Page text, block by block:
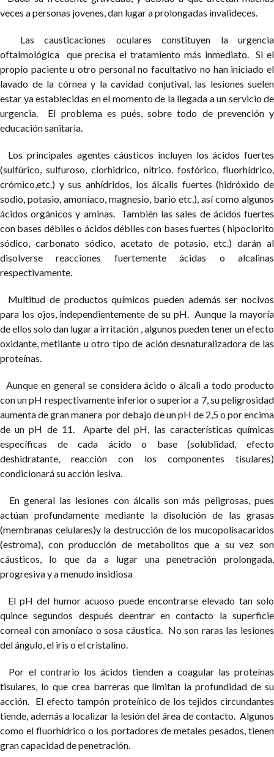
veces a personas jovenes, dan lugar a prolongadas invalideces.
Las causticaciones oculares constituyen la urgencia
oftalmológica que precisa el tratamiento más inmediato. Si el
propio paciente u otro personal no facultativo no han iniciado el
lavado de la córnea y la cavidad conjutival, las lesiones suelen
estar ya establecidas en el momento de la llegada a un servicio de
urgencia. El problema es pués, sobre todo de prevención y
educación sanitaria.
Los principales agentes cáusticos incluyen los ácidos fuertes
(sulfúrico, sulfuroso, clorhidrico, nítrico. fosfórico, fluorhídrico,
crómico,etc.) y sus anhídridos, los álcalis fuertes (hidróxido de
sodio, potasio, amoníaco, magnesio, bario etc.), así como algunos
ácidos orgánicos y aminas. También las sales de ácidos fuertes
con bases débiles o ácidos débiles con bases fuertes ( hipoclorito
sódico, carbonato sódico, acetato de potasio, etc.) darán al
disolverse reacciones fuertemente ácidas o alcalinas
respectivamente.
Multitud de productos químicos pueden además ser nocivos
para los ojos, independientemente de su pH. Aunque la mayoría
de ellos solo dan lugar a irritación , algunos pueden tener un efecto
oxidante, metilante u otro tipo de ación desnaturalizadora de las
proteínas.
Aunque en general se considera ácido o álcali a todo producto
con un pH respectivamente inferior o superior a 7, su peligrosidad
aumenta de gran manera por debajo de un pH de 2,5 o por encima
de un pH de 11. Aparte del pH, las características químicas
específicas de cada ácido o base (solublidad, efecto
deshidratante, reacción con los componentes tisulares)
condicionará su acción lesiva.
En general las lesiones con álcalis son más peligrosas, pues
actúan profundamente mediante la disolución de las grasas
(membranas celulares)y la destrucción de los mucopolisacaridos
(estroma), con producción de metabolitos que a su vez son
cáusticos, lo que da a lugar una penetración prolongada,
progresiva y a menudo insidiosa
El pH del humor acuoso puede encontrarse elevado tan solo
quince segundos después deentrar en contacto la superficie
corneal con amoníaco o sosa cáustica. No son raras las lesiones
del ángulo, el iris o el cristalino.
Por el contrario los ácidos tienden a coagular las proteínas
tisulares, lo que crea barreras que limitan la profundidad de su
acción. El efecto tampón proteínico de los tejidos circundantes
tiende, además a localizar la lesión del área de contacto. Algunos
como el fluorhídrico o los portadores de metales pesados, tienen
gran capacidad de penetración.